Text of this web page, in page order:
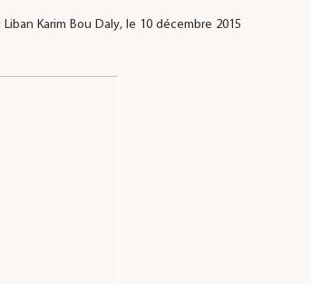
Karim Bou Daly, le 10 décembre 2015